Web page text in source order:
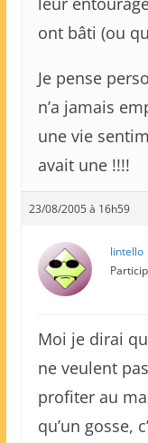
ont bâti (ou
Je pense
n’a jamais
une vie
avait une !!!!
23/08/2005 à 16h59
lintello
Moi je dirai
ne veulent
profiter au
qu’un gosse,